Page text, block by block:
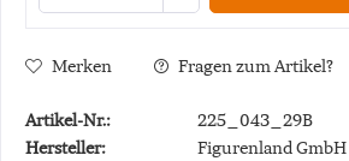
Merken Fragen zum Artikel?
Artikel-Nr.:
225_043_29B
Hersteller:
Figurenland GmbH